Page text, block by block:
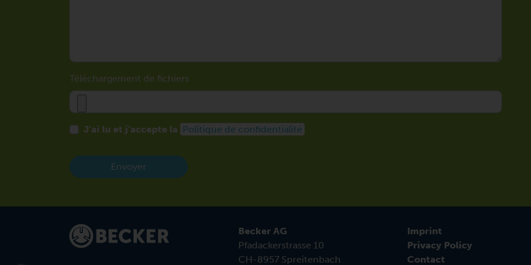
Téléchargement de fichiers
J’ai lu et j’accepte la Politique de confidentialité
Envoyer
Becker AG
Pfadackerstrasse 10
CH-8957 Spreitenbach
Imprint
Privacy Policy
Contact